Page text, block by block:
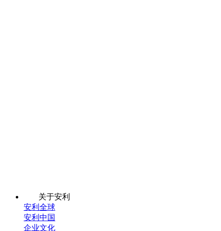
关于安利
安利全球
安利中国
企业文化